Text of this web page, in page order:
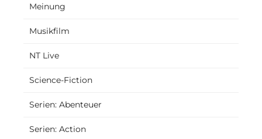
Meinung
Musikfilm
NT Live
Science-Fiction
Serien: Abenteuer
Serien: Action